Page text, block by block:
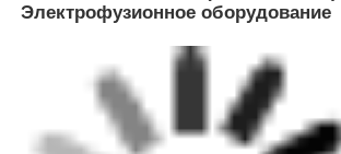
Электрофузионное оборудование